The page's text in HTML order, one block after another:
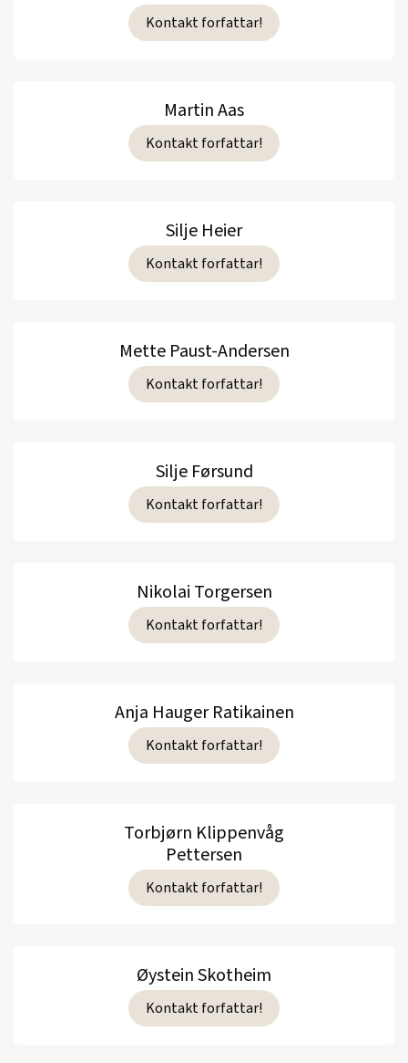
Kontakt forfattar!
Martin Aas
Kontakt forfattar!
Silje Heier
Kontakt forfattar!
Mette Paust-Andersen
Kontakt forfattar!
Silje Førsund
Kontakt forfattar!
Nikolai Torgersen
Kontakt forfattar!
Anja Hauger Ratikainen
Kontakt forfattar!
Torbjørn Klippenvåg
Pettersen
Kontakt forfattar!
Øystein Skotheim
Kontakt forfattar!